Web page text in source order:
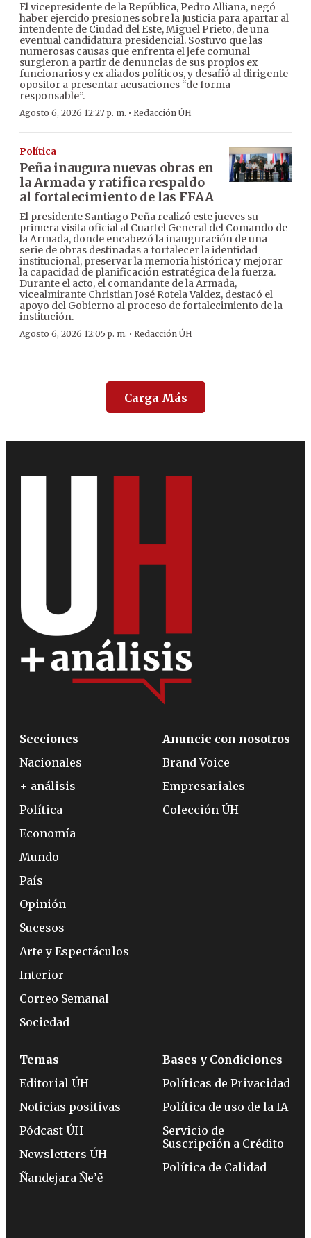
El vicepresidente de la República, Pedro Alliana, negó
haber ejercido presiones sobre la Justicia para apartar al
intendente de Ciudad del Este, Miguel Prieto, de una
eventual candidatura presidencial. Sostuvo que las
numerosas causas que enfrenta el jefe comunal
surgieron a partir de denuncias de sus propios ex
funcionarios y ex aliados políticos, y desafió al dirigente
opositor a presentar acusaciones “de forma
responsable”.
Agosto 6, 2026 12:27 p. m. · Redacción ÚH
Política
Peña inaugura nuevas obras en
la Armada y ratifica respaldo
al fortalecimiento de las FFAA
El presidente Santiago Peña realizó este jueves su
primera visita oficial al Cuartel General del Comando de
la Armada, donde encabezó la inauguración de una
serie de obras destinadas a fortalecer la identidad
institucional, preservar la memoria histórica y mejorar
la capacidad de planificación estratégica de la fuerza.
Durante el acto, el comandante de la Armada,
vicealmirante Christian José Rotela Valdez, destacó el
apoyo del Gobierno al proceso de fortalecimiento de la
institución.
Agosto 6, 2026 12:05 p. m. · Redacción ÚH
Carga Más
Secciones
Nacionales
+ análisis
Política
Economía
Mundo
País
Opinión
Sucesos
Arte y Espectáculos
Interior
Correo Semanal
Sociedad
Anuncie con nosotros
Brand Voice
Empresariales
Colección ÚH
Temas
Editorial ÚH
Noticias positivas
Pódcast ÚH
Newsletters ÚH
Ñandejara Ñe’ẽ
Bases y Condiciones
Políticas de Privacidad
Política de uso de la IA
Servicio de
Suscripción a Crédito
Política de Calidad